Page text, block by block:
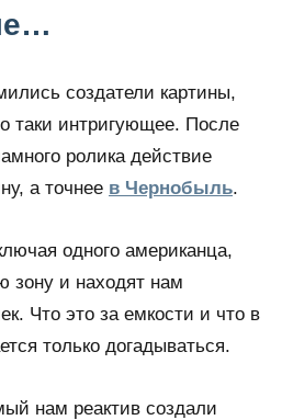
создатели картины,
таки интригующее. После
ролика действие
а точнее в Чернобыль.
одного американца,
зону и находят нам
Что это за емкости и что в
только догадываться.
нам реактив создали